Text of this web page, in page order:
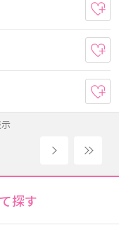
次へ
探す